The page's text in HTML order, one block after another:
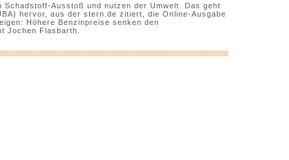
Ausstoß und nutzen der Umwelt. Das geht
hervor, aus der stern.de zitiert, die Online-Ausgabe
Höhere Benzinpreise senken den
Jochen Flasbarth.